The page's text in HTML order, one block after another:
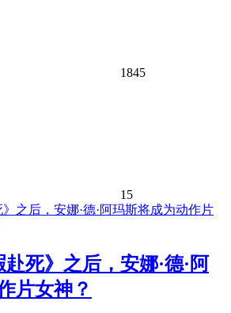
1845
15
死》之后，安娜·德·阿
片女神？